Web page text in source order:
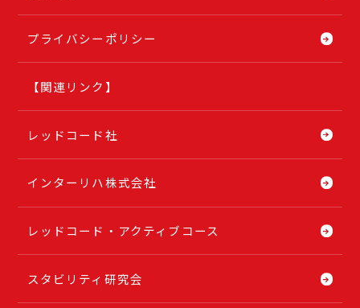
プライバシーポリシー
【関連リンク】
レッドコード社
インターリハ株式会社
レッドコード・アクティブコース
スタビリティ研究会